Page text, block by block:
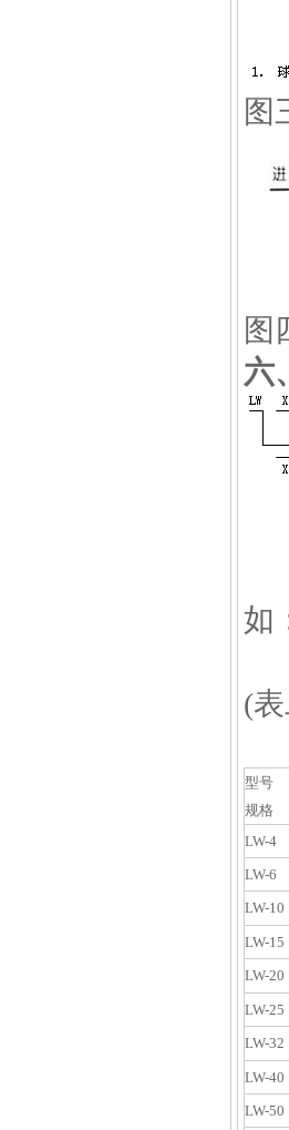
图
图
六
如
(
型号
规格
LW-4
LW-6
LW-10
LW-15
LW-20
LW-25
LW-32
LW-40
LW-50